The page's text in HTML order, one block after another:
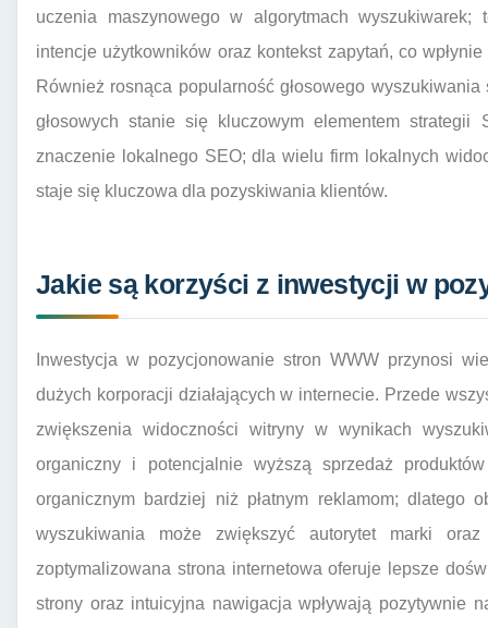
uczenia maszynowego w algorytmach
intencje użytkowników oraz kontekst zapytań, co
Również rosnąca popularność głosowego
głosowych stanie się kluczowym elementem
znaczenie lokalnego SEO; dla wielu firm lokalnych
staje się kluczowa dla pozyskiwania klientów.
Jakie są korzyści z inwestycji w
Inwestycja w pozycjonowanie stron WWW przynosi
dużych korporacji działających w internecie. Przede
zwiększenia widoczności witryny w wynikach
organiczny i potencjalnie wyższą sprzedaż
organicznym bardziej niż płatnym reklamom; dlatego
wyszukiwania może zwiększyć autorytet marki
zoptymalizowana strona internetowa oferuje lepsze
strony oraz intuicyjna nawigacja wpływają pozytywnie